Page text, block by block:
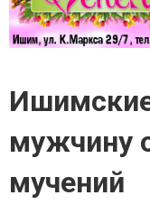
мужчину
мучений